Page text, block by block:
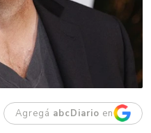
Agregá abcDiario en